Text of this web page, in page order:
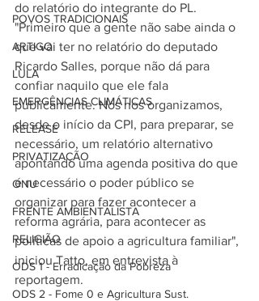
POVOS TRADICIONAIS
ARTIGO
LULA
EMERGÊNCIAS CLIMÁTICAS
RELEASE
PRIVATIZAÇÃO
ONU
FRENTE AMBIENTALISTA
RELIGIÃO
ODS 1 - Erradicação da Pobreza
ODS 2 - Fome 0 e Agricultura Sust.
do relatório do integrante do PL.
"Primeiro que a gente não sabe ainda o
que vai ter no relatório do deputado
Ricardo Salles, porque não dá para
confiar naquilo que ele fala
publicamente. Nós nos organizamos,
desde o início da CPI, para preparar, se
necessário, um relatório alternativo
apontando uma agenda positiva do que
é necessário o poder público se
organizar para fazer acontecer a
reforma agrária, para acontecer as
políticas de apoio a agricultura familiar",
iniciou Tatto, em entrevista à
reportagem.